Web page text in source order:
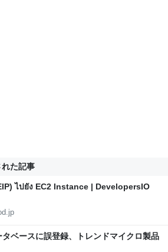
た記事
ไปยัง EC2 Instance | DevelopersIO
ベースに誤登録、トレンドマイクロ製品